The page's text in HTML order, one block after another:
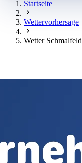
Startseite
Wettervorhersage
Wetter Schmalfeld